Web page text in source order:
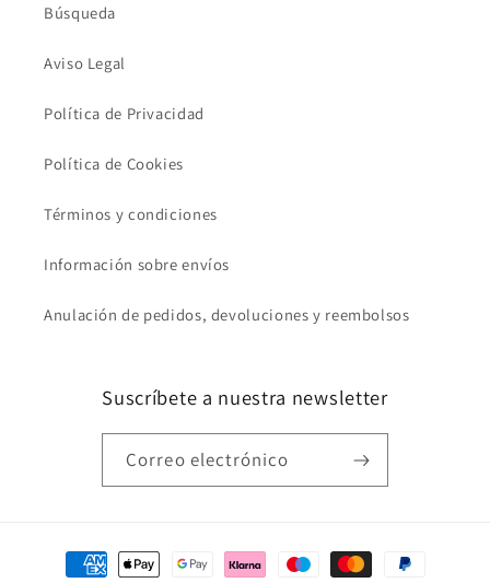
Búsqueda
Aviso Legal
Política de Privacidad
Política de Cookies
Términos y condiciones
Información sobre envíos
Anulación de pedidos, devoluciones y reembolsos
Suscríbete a nuestra newsletter
Correo electrónico
Formas